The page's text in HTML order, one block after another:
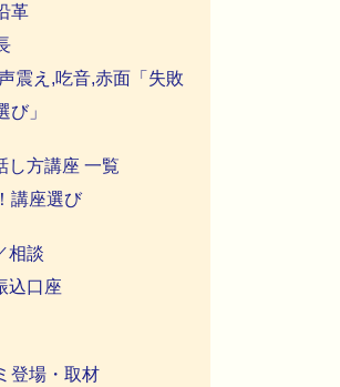
革
震え,吃音,赤面「失敗
び」
し方講座 一覧
講座選び
相談
込口座
登場・取材